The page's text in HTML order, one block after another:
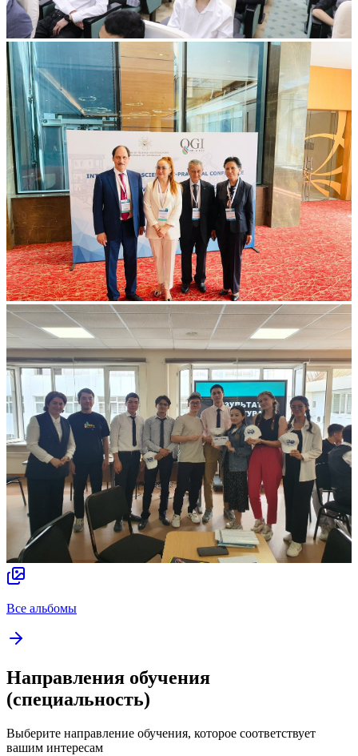
Все альбомы
Направления обучения
(специальность)
Выберите направление обучения, которое соответствует
вашим интересам